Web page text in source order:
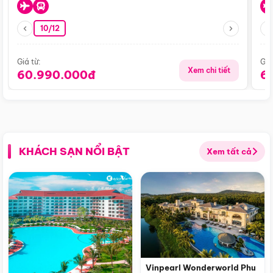
10/12
Giá từ:
60.990.000đ Xem chi tiết
KHÁCH SẠN NỔI BẬT Xem tất cả
Vinpearl Wonderworld Phu